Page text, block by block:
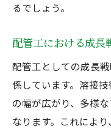
るでしょう。
配管工における成長
配管工としての成長
係しています。溶接
の幅が広がり、多様
なります。これによ